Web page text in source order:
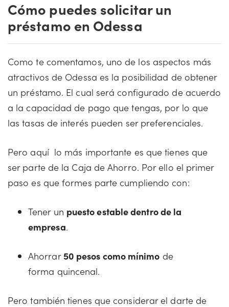
Cómo puedes solicitar un
préstamo en Odessa
Como te comentamos, uno de los aspectos más
atractivos de Odessa es la posibilidad de obtener
un préstamo. El cual será configurado de acuerdo
a la capacidad de pago que tengas, por lo que
las tasas de interés pueden ser preferenciales.
Pero aquí lo más importante es que tienes que
ser parte de la Caja de Ahorro. Por ello el primer
paso es que formes parte cumpliendo con:
Tener un puesto estable dentro de la
empresa.
Ahorrar50 pesos como mínimo de
forma quincenal.
Pero también tienes que considerar el darte de